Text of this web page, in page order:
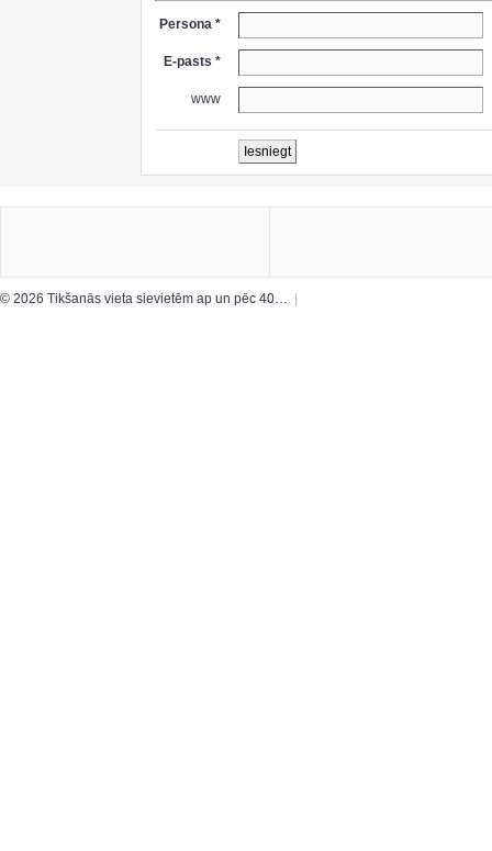
Persona *
E-pasts *
www
© 2026 Tikšanās vieta sievietēm ap un pēc 40… |